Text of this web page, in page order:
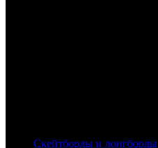
Скейтборды и лонгборды